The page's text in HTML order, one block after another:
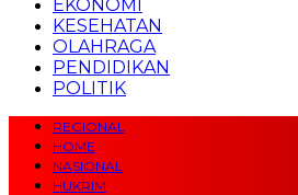
EKONOMI
KESEHATAN
OLAHRAGA
PENDIDIKAN
POLITIK
REGIONAL
HOME
NASIONAL
HUKRIM